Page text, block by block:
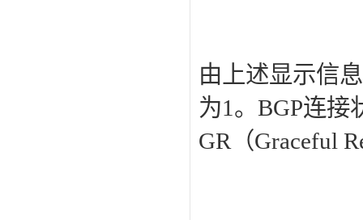
由上述显示信
为1。BGP连接
GR（Graceful